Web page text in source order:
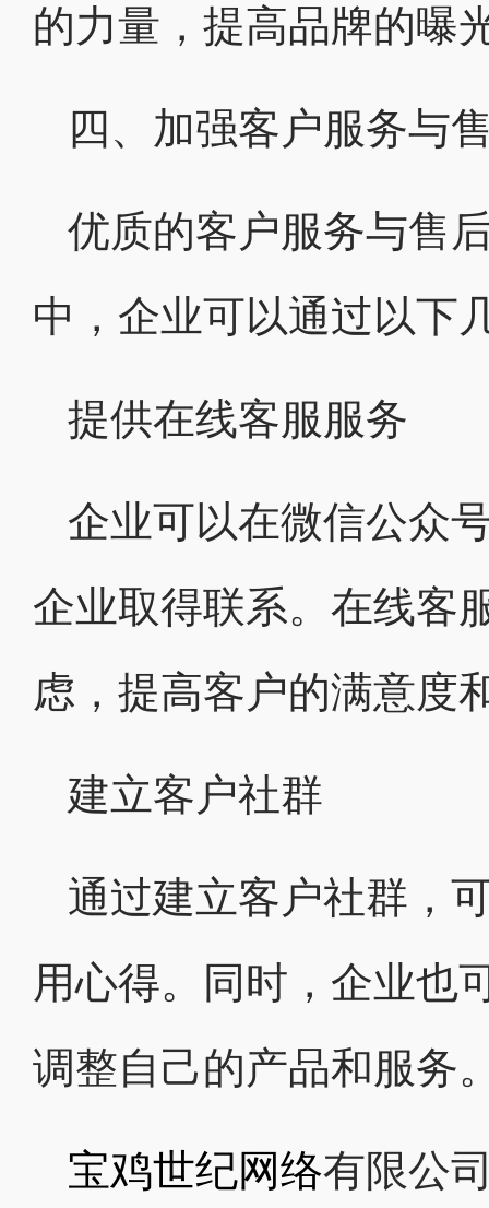
的力量，提高品牌的曝
四、加强客户服务与
优质的客户服务与售
中，企业可以通过以下
提供在线客服服务
企业可以在微信公众
企业取得联系。在线客
虑，提高客户的满意度
建立客户社群
通过建立客户社群，
用心得。同时，企业也
调整自己的产品和服务
宝鸡世纪网络有限公